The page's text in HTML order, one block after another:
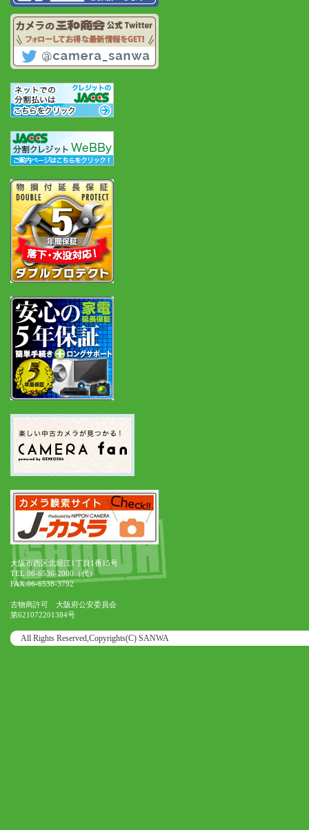
大阪市西区北堀江1丁目1番15号
TEL.06-6536-2000（代）
FAX.06-6538-3792
古物商許可 大阪府公安委員会
第621072201384号
All Rights Reserved,Copyrights(C) SANWA